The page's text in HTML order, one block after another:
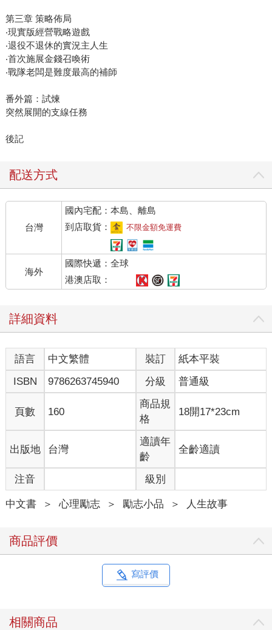
第三章 策略佈局
‧現實版經營戰略遊戲
‧退役不退休的實況主人生
‧首次施展金錢召喚術
‧戰隊老闆是難度最高的補師
番外篇：試煉
突然展開的支線任務
後記
配送方式
台灣
國內宅配：本島、離島
到店取貨：
不限金額免運費
海外
國際快遞：全球
港澳店取：
詳細資料
語言 中文繁體 裝訂
紙本平裝
ISBN
9786263745940 分級 普通級
頁數 160
商品規
格
18開17*23cm
出版地 台灣
適讀年
齡
全齡適讀
注音 級別
中文書 ＞ 心理勵志 ＞ 勵志小品 ＞ 人生故事
商品評價
寫評價
相關商品